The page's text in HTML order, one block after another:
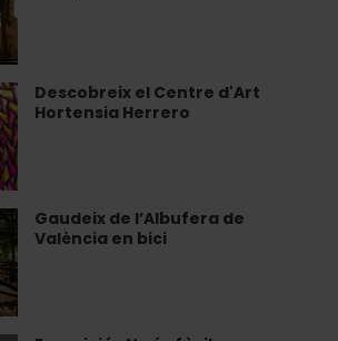
Descobreix el Centre d'Art
Hortensia Herrero
Gaudeix de l’Albufera de
València en bici